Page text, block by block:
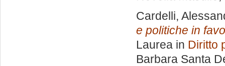
Cardelli,
e politiche in
Laurea in Diritto
Barbara Santa